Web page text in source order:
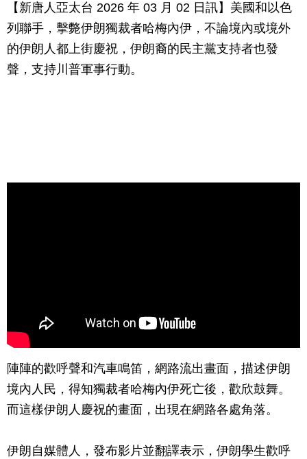
【新唐人亞太台 2026 年 03 月 02 日訊】美國和以色
列聯手，擊斃伊朗獨裁者哈梅內伊，不論境內或境外
的伊朗人都上街慶祝，伊朗裔的民主黨支持者也發
聲，支持川普軍事行動。
陣陣的歡呼聲和汽車鳴笛，網路流出畫面，描述伊朗
境內人民，得知獨裁者哈梅內伊死亡後，歡欣鼓舞。
而這樣伊朗人慶祝的畫面，出現在網路各處角落。
伊朗自媒體人，發布影片並翻譯表示，伊朗學生歡呼